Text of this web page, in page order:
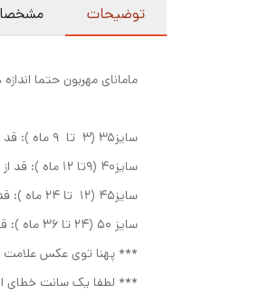
توضیحات
مامانای مهربون حتما
سایز35 (3 تا 9 ماه ): قد از سرشونه ۵۴سانت _ قد از سرشونه تا فاق ۴۰سانت _پهنا پایینتر از زیربغل ۲۴سانت، دور ران پا ۳۰سانت
سایز40 (9تا 12 ماه ): قد از سرشونه ۵۷ سانت _ قد از سرشونه تا فاق ۴۳سانت _ پهنا پایینتر از زیربغل ۲۶، دور ران پا ۳۳سانت
سایز45 (12 تا 24 ماه ): قد از سرشونه ۶۰ سانت _ قد از سرشونه تا فاق ۴۵سانت _ پهنای پایینتر از زیربغل ۲۸سانت ، دور ران پا ۳۵سانت
سایز 50 (۲۴ تا ۳۶ ماه ): قد از سرشونه ۶۳سانت _ قد از سرشونه تا فاق ۴۸سانت _ پهنا پایینتر از زیربغل ۳۰ سانت، دور ران پا ۳۸سانت
*** پهنا توی عکس علامت
*** لطفا یک سانت خطای